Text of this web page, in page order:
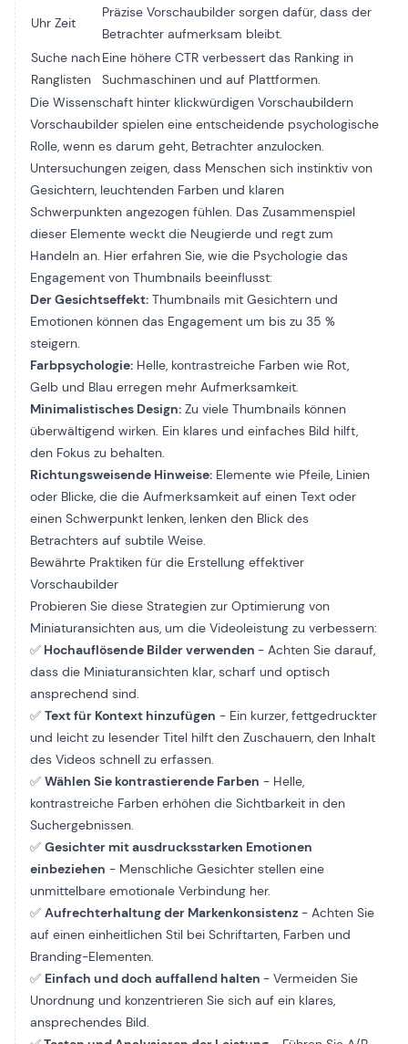
Uhr Zeit
Präzise Vorschaubilder sorgen dafür, dass der
Betrachter aufmerksam bleibt.
Suche nach
Ranglisten
Eine höhere CTR verbessert das Ranking in
Suchmaschinen und auf Plattformen.
Die Wissenschaft hinter klickwürdigen Vorschaubildern
Vorschaubilder spielen eine entscheidende psychologische
Rolle, wenn es darum geht, Betrachter anzulocken.
Untersuchungen zeigen, dass Menschen sich instinktiv von
Gesichtern, leuchtenden Farben und klaren
Schwerpunkten angezogen fühlen. Das Zusammenspiel
dieser Elemente weckt die Neugierde und regt zum
Handeln an. Hier erfahren Sie, wie die Psychologie das
Engagement von Thumbnails beeinflusst:
Der Gesichtseffekt: Thumbnails mit Gesichtern und
Emotionen können das Engagement um bis zu 35 %
steigern.
Farbpsychologie: Helle, kontrastreiche Farben wie Rot,
Gelb und Blau erregen mehr Aufmerksamkeit.
Minimalistisches Design: Zu viele Thumbnails können
überwältigend wirken. Ein klares und einfaches Bild hilft,
den Fokus zu behalten.
Richtungsweisende Hinweise: Elemente wie Pfeile, Linien
oder Blicke, die die Aufmerksamkeit auf einen Text oder
einen Schwerpunkt lenken, lenken den Blick des
Betrachters auf subtile Weise.
Bewährte Praktiken für die Erstellung effektiver
Vorschaubilder
Probieren Sie diese Strategien zur Optimierung von
Miniaturansichten aus, um die Videoleistung zu verbessern:
✅ Hochauflösende Bilder verwenden - Achten Sie darauf,
dass die Miniaturansichten klar, scharf und optisch
ansprechend sind.
✅ Text für Kontext hinzufügen - Ein kurzer, fettgedruckter
und leicht zu lesender Titel hilft den Zuschauern, den Inhalt
des Videos schnell zu erfassen.
✅ Wählen Sie kontrastierende Farben - Helle,
kontrastreiche Farben erhöhen die Sichtbarkeit in den
Suchergebnissen.
✅ Gesichter mit ausdrucksstarken Emotionen
einbeziehen - Menschliche Gesichter stellen eine
unmittelbare emotionale Verbindung her.
✅ Aufrechterhaltung der Markenkonsistenz- Achten Sie
auf einen einheitlichen Stil bei Schriftarten, Farben und
Branding-Elementen.
✅ Einfach und doch auffallend halten - Vermeiden Sie
Unordnung und konzentrieren Sie sich auf ein klares,
ansprechendes Bild.